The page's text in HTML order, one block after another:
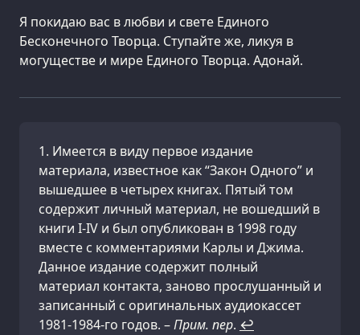
Я покидаю вас в любви и свете Единого
Бесконечного Творца. Ступайте же, ликуя в
могуществе и мире Единого Творца. Адонай.
Имеется в виду первое издание
материала, известное как “Закон Одного” и
вышедшее в четырех книгах. Пятый том
содержит личный материал, не вошедший в
книги I-IV и был опубликован в 1998 году
вместе с комментариями Карлы и Джима.
Данное издание содержит полный
материал контакта, заново прослушанный и
записанный с оригинальных аудиокассет
1981-1984-го годов. –Прим. пер. ↩